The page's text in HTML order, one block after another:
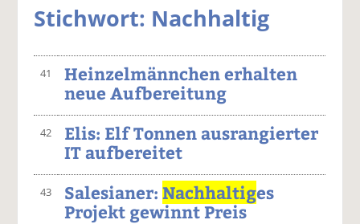
Stichwort: Nachhaltig
41
Heinzelmännchen erhalten
neue Aufbereitung
42
Elis: Elf Tonnen ausrangierter
IT aufbereitet
43 Salesianer:Nachhaltiges
Projekt gewinnt Preis